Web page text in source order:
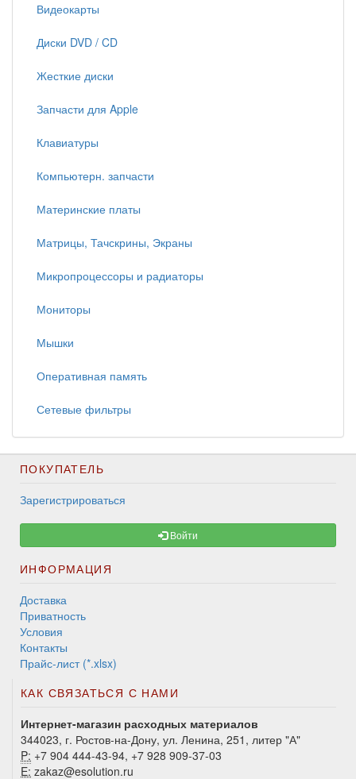
Видеокарты
Диски DVD / CD
Жесткие диски
Запчасти для Apple
Клавиатуры
Компьютерн. запчасти
Материнские платы
Матрицы, Тачскрины, Экраны
Микропроцессоры и радиаторы
Мониторы
Мышки
Оперативная память
Сетевые фильтры
ПОКУПАТЕЛЬ
Зарегистрироваться
Войти
ИНФОРМАЦИЯ
Доставка
Приватность
Условия
Контакты
Прайс-лист (*.xlsx)
КАК СВЯЗАТЬСЯ С НАМИ
Интернет-магазин расходных материалов
344023, г. Ростов-на-Дону, ул. Ленина, 251, литер "А"
P: +7 904 444-43-94, +7 928 909-37-03
E: zakaz@esolution.ru